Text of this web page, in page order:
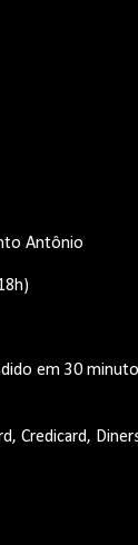
Antônio
em 30
Credicard,